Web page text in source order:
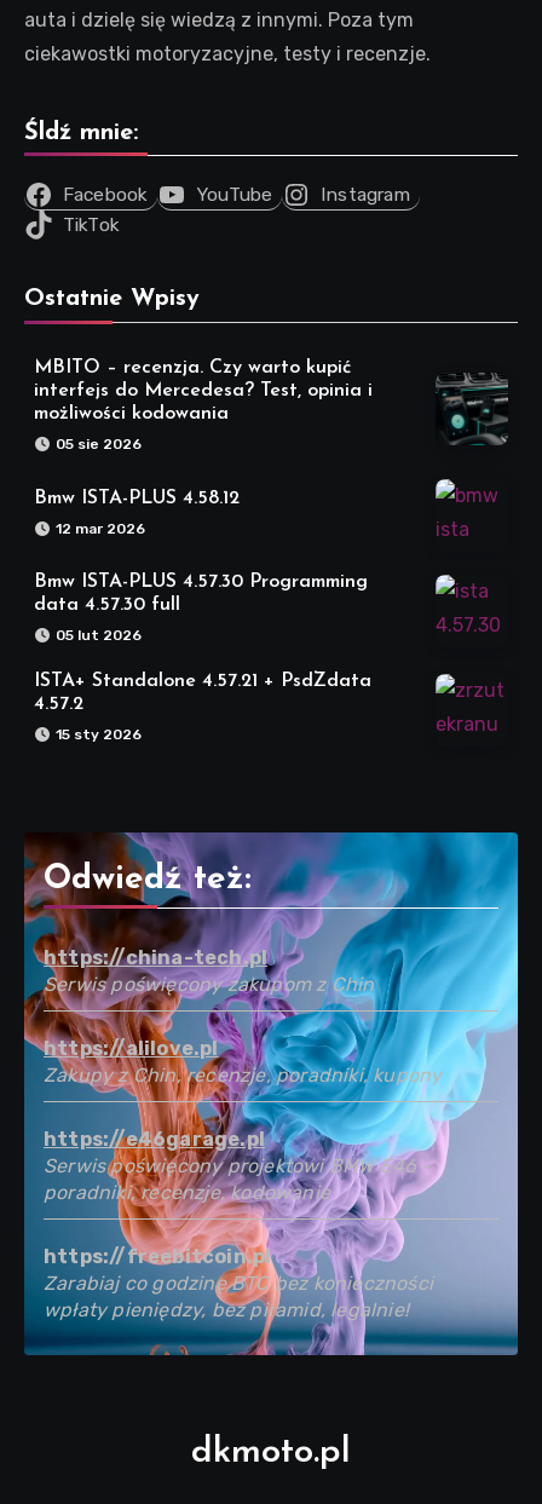
auta i dzielę się wiedzą z innymi. Poza tym
ciekawostki motoryzacyjne, testy i recenzje.
Śldź mnie:
Facebook YouTube
Instagram
TikTok
Ostatnie Wpisy
MBITO – recenzja. Czy warto kupić
interfejs do Mercedesa? Test, opinia i
możliwości kodowania
05 sie 2026
Bmw ISTA-PLUS 4.58.12
12 mar 2026
Bmw ISTA-PLUS 4.57.30 Programming
data 4.57.30 full
05 lut 2026
ISTA+ Standalone 4.57.21 + PsdZdata
4.57.2
15 sty 2026
Odwiedź też:
https://china-tech.pl
Serwis poświęcony zakupom z Chin
https://alilove.pl
Zakupy z Chin, recenzje, poradniki, kupony
https://e46garage.pl
Serwis poświęcony projektowi BMW E46 -
poradniki, recenzje, kodowanie
https://freebitcoin.pl
Zarabiaj co godzinę BTC bez konieczności
wpłaty pieniędzy, bez piramid, legalnie!
dkmoto.pl